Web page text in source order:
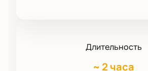
Длительность
~ 2 часа